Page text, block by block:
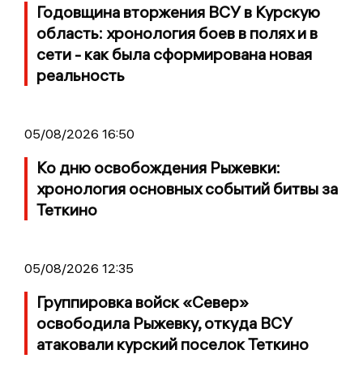
Годовщина вторжения ВСУ в Курскую
область: хронология боев в полях и в
сети - как была сформирована новая
реальность
05/08/2026 16:50
Ко дню освобождения Рыжевки:
хронология основных событий битвы за
Теткино
05/08/2026 12:35
Группировка войск «Север»
освободила Рыжевку, откуда ВСУ
атаковали курский поселок Теткино